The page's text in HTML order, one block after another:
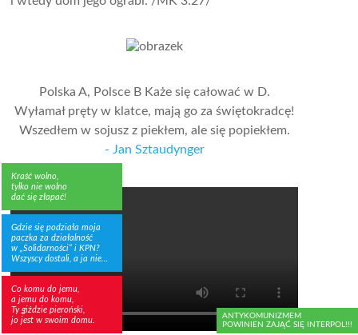
ANTYKOMUNIZMEM
POWINIEN ZAJĄĆ SIĘ INTERPOL!!!
Kraść wolno,
tylko nie wolno
dać się złapać!
Gdzie się podziała moja
paczka za działalność
w „Solidarności” i KPN?
Wszyscy dostali, a ja nie…
Co komu do jemu,
a jemu do komu,
Ty giździe pieroński,
jo jest w swoim domu.
Polska A, Polsce B Każe się całować w D.
Wyłamał pręty w klatce, mają go za świętokradcę!
Wszedłem w sojusz z piekłem, ale się popiekłem.
- Jan Sztaudynger